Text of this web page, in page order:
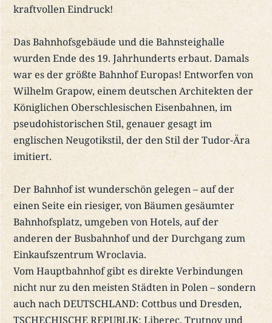
kraftvollen Eindruck!
Das Bahnhofsgebäude und die Bahnsteighalle
wurden Ende des 19. Jahrhunderts erbaut. Damals
war es der größte Bahnhof Europas! Entworfen von
Wilhelm Grapow, einem deutschen Architekten der
Königlichen Oberschlesischen Eisenbahnen, im
pseudohistorischen Stil, genauer gesagt im
englischen Neugotikstil, der den Stil der Tudor-Ära
imitiert.
Der Bahnhof ist wunderschön gelegen – auf der
einen Seite ein riesiger, von Bäumen gesäumter
Bahnhofsplatz, umgeben von Hotels, auf der
anderen der Busbahnhof und der Durchgang zum
Einkaufszentrum Wroclavia.
Vom Hauptbahnhof gibt es direkte Verbindungen
nicht nur zu den meisten Städten in Polen – sondern
auch nach DEUTSCHLAND: Cottbus und Dresden,
TSCHECHISCHE REPUBLIK: Liberec, Trutnov und